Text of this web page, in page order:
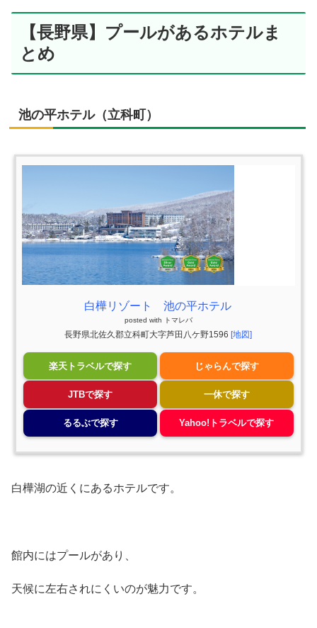
【長野県】プールがあるホテルま
とめ
池の平ホテル（立科町）
白樺リゾート 池の平ホテル
posted with トマレバ
長野県北佐久郡立科町大字芦田八ケ野1596 [地図]
楽天トラベルで探す じゃらんで探す
JTBで探す 一休で探す
るるぶで探す Yahoo!トラベルで探す
白樺湖の近くにあるホテルです。
館内にはプールがあり、
天候に左右されにくいのが魅力です。